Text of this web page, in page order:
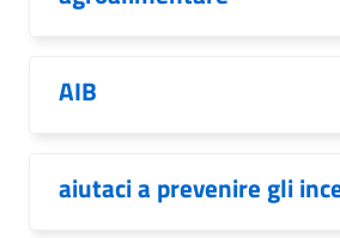
AIB
aiutaci a prevenire gli